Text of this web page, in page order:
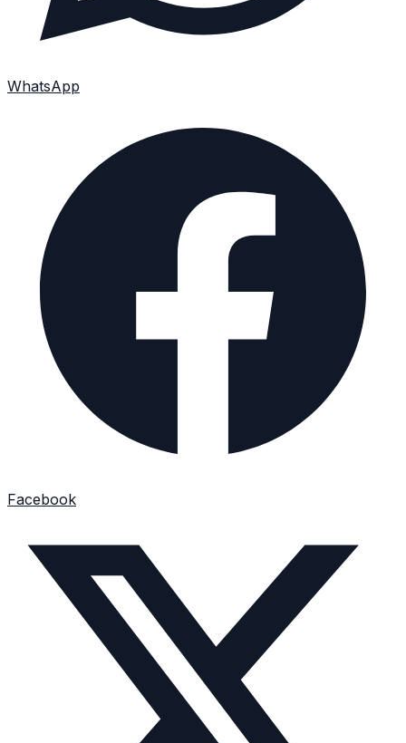
WhatsApp
Facebook